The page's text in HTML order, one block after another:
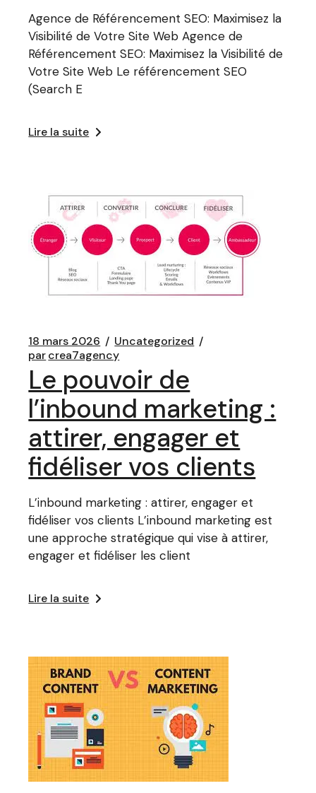
Agence de Référencement SEO: Maximisez la
Visibilité de Votre Site Web Agence de
Référencement SEO: Maximisez la Visibilité de
Votre Site Web Le référencement SEO
(Search E
Lire la suite
18 mars 2026
Uncategorized
parcrea7agency
Le pouvoir de
l’inbound marketing :
attirer, engager et
fidéliser vos clients
L’inbound marketing : attirer, engager et
fidéliser vos clients L’inbound marketing est
une approche stratégique qui vise à attirer,
engager et fidéliser les client
Lire la suite